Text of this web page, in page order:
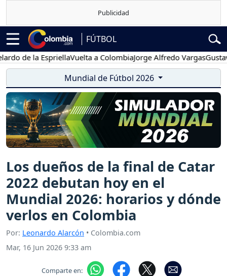
FÚTBOL
la EspriellaVuelta a ColombiaJorge Alfredo VargasGustavo
Mundial de Fútbol 2026
Los dueños de la final de Catar
2022 debutan hoy en el
Mundial 2026: horarios y dónde
verlos en Colombia
Por: Leonardo Alarcón • Colombia.com
Mar, 16 Jun 2026 9:33 am
Comparte en: